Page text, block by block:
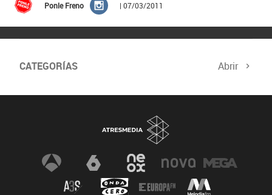
Ponle Freno | 07/03/2011
CATEGORÍAS Abrir